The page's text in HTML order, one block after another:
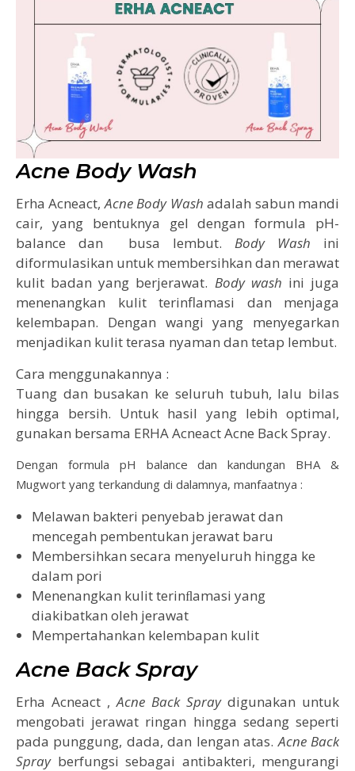
Acne Body Wash
Erha Acneact,Acne Body Wash adalah sabun mandi
cair, yang bentuknya gel dengan formula pH-
balance dan busa lembut. Body Wash ini
diformulasikan untuk membersihkan dan merawat
kulit badan yang berjerawat. Body wash ini juga
menenangkan kulit terinflamasi dan menjaga
kelembapan. Dengan wangi yang menyegarkan
menjadikan kulit terasa nyaman dan tetap lembut.
Cara menggunakannya :
Tuang dan busakan ke seluruh tubuh, lalu bilas
hingga bersih. Untuk hasil yang lebih optimal,
gunakan bersama ERHA Acneact Acne Back Spray.
Dengan formula pH balance dan kandungan BHA &
Mugwort yang terkandung di dalamnya, manfaatnya :
Melawan bakteri penyebab jerawat dan
mencegah pembentukan jerawat baru
Membersihkan secara menyeluruh hingga ke
dalam pori
Menenangkan kulit terinﬂamasi yang
diakibatkan oleh jerawat
Mempertahankan kelembapan kulit
Acne Back Spray
Erha Acneact ,Acne Back Spraydigunakan untuk
mengobati jerawat ringan hingga sedang seperti
pada punggung, dada, dan lengan atas.Acne Back
Sprayberfungsi sebagai antibakteri, mengurangi